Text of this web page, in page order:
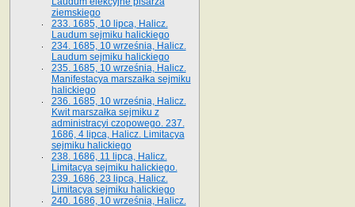
ziemskiego
233. 1685, 10 lipca, Halicz.
Laudum sejmiku halickiego
234. 1685, 10 września, Halicz.
Laudum sejmiku halickiego
235. 1685, 10 września, Halicz.
Manifestacya marszałka sejmiku
halickiego
236. 1685, 10 września, Halicz.
Kwit marszałka sejmiku z
administracyi czopowego. 237.
1686, 4 lipca, Halicz. Limitacya
sejmiku halickiego
238. 1686, 11 lipca, Halicz.
Limitacya sejmiku halickiego.
239. 1686, 23 lipca, Halicz.
Limitacya sejmiku halickiego
240. 1686, 10 września, Halicz.